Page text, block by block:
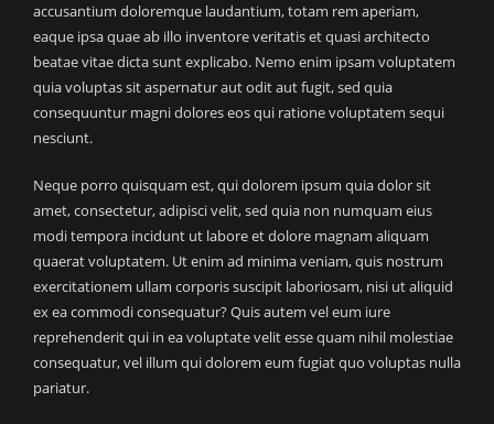
accusantium doloremque laudantium, totam rem aperiam,
eaque ipsa quae ab illo inventore veritatis et quasi architecto
beatae vitae dicta sunt explicabo. Nemo enim ipsam voluptatem
quia voluptas sit aspernatur aut odit aut fugit, sed quia
consequuntur magni dolores eos qui ratione voluptatem sequi
nesciunt.
Neque porro quisquam est, qui dolorem ipsum quia dolor sit
amet, consectetur, adipisci velit, sed quia non numquam eius
modi tempora incidunt ut labore et dolore magnam aliquam
quaerat voluptatem. Ut enim ad minima veniam, quis nostrum
exercitationem ullam corporis suscipit laboriosam, nisi ut aliquid
ex ea commodi consequatur? Quis autem vel eum iure
reprehenderit qui in ea voluptate velit esse quam nihil molestiae
consequatur, vel illum qui dolorem eum fugiat quo voluptas nulla
pariatur.